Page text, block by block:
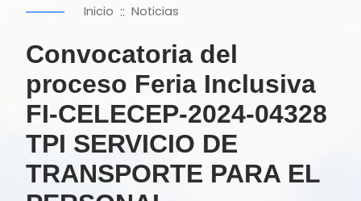
Inicio :: Noticias
Convocatoria del
proceso Feria Inclusiva
FI-CELECEP-2024-04328
TPI SERVICIO DE
TRANSPORTE PARA EL